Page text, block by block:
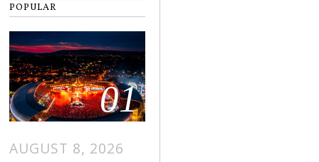
POPULAR
01
AUGUST 8, 2026